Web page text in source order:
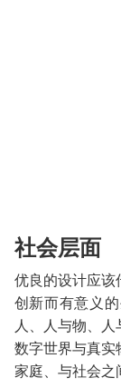
社会层面
优良的设计应该
创新而有意义
人、人与物、
数字世界与真实
家庭、与社会之